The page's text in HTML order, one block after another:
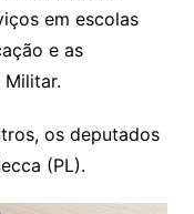
em escolas
e as
os deputados
(PL).